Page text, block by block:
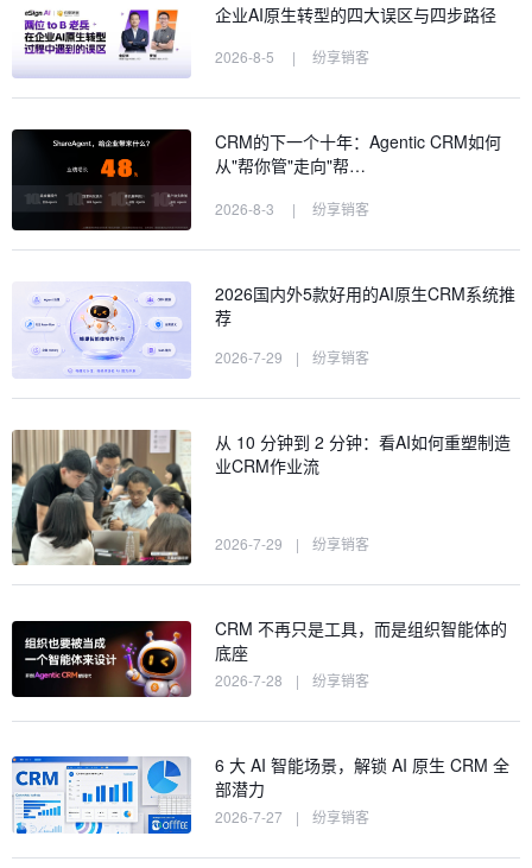
企业AI原生转型的四大误区与四步路径
2026-8-5 | 纷享销客
CRM的下一个十年：Agentic CRM如何
从"帮你管"走向"帮…
2026-8-3 | 纷享销客
2026国内外5款好用的AI原生CRM系统推
荐
2026-7-29 | 纷享销客
从 10 分钟到 2 分钟：看AI如何重塑制造
业CRM作业流
2026-7-29 | 纷享销客
CRM 不再只是工具，而是组织智能体的
底座
2026-7-28 | 纷享销客
6 大 AI 智能场景，解锁 AI 原生 CRM 全
部潜力
2026-7-27 | 纷享销客